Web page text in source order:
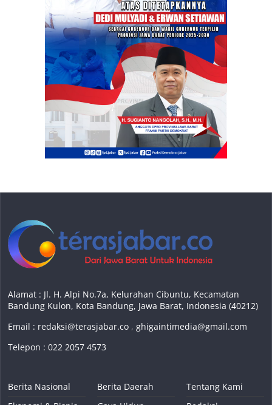
Alamat : Jl. H. Alpi No.7a, Kelurahan Cibuntu, Kecamatan
Bandung Kulon, Kota Bandung, Jawa Barat, Indonesia (40212)
Email : redaksi@terasjabar.co ,ghigaintimedia@gmail.com
Telepon : 022 2057 4573
Berita Nasional
Berita Daerah
Tentang Kami